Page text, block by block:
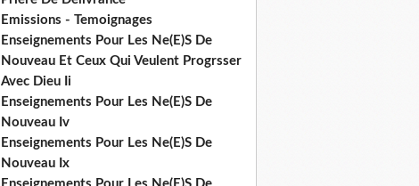
Emissions - Temoignages
Enseignements Pour Les Ne(E)S De
Nouveau Et Ceux Qui Veulent Progrsser
Avec Dieu Ii
Enseignements Pour Les Ne(E)S De
Nouveau Iv
Enseignements Pour Les Ne(E)S De
Nouveau Ix